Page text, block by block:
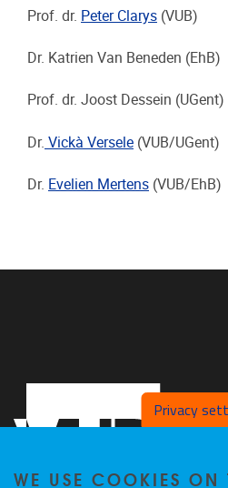
Prof. dr. Peter Clarys (VUB)
Dr. Katrien Van Beneden (EhB)
Prof. dr. Joost Dessein (UGent)
Dr. Vickà Versele (VUB/UGent)
Dr. Evelien Mertens (VUB/EhB)
Privacy
WE USE COOKIES ON